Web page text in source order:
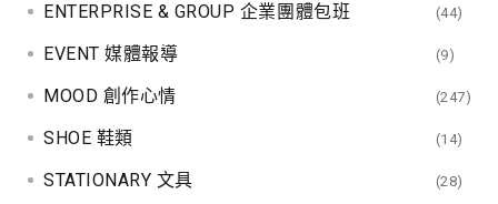
ENTERPRISE & GROUP 企業團體包班 (44)
EVENT 媒體報導 (9)
MOOD 創作心情 (247)
SHOE 鞋類 (14)
STATIONARY 文具 (28)